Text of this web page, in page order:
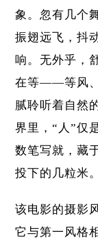
象。忽有几个
振翅远飞，抖
响。无外乎，
在等——等风、
腻聆听着自然
界里，“人”仅
数笔写就，藏
投下的几粒米。
该电影的摄影
它与第一风格